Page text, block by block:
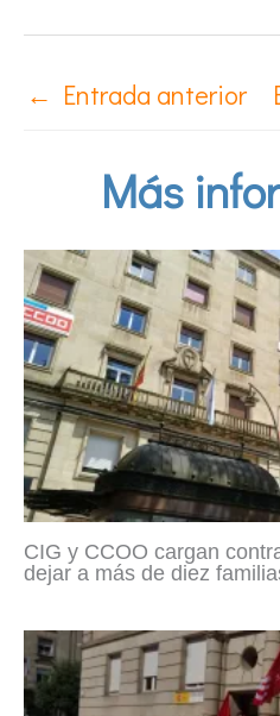
← Entrada anterior
Más
CIG y CCOO cargan
dejar a más de diez